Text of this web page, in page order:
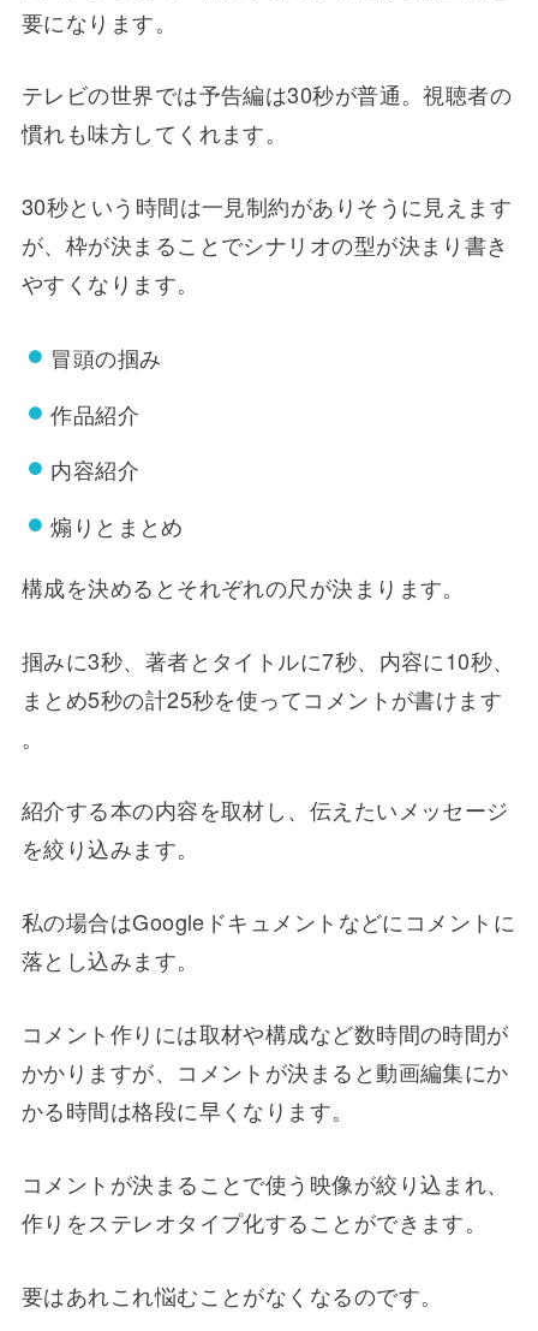
要になります。
テレビの世界では予告編は30秒が普通。視聴者の
慣れも味方してくれます。
30秒という時間は一見制約がありそうに見えます
が、枠が決まることでシナリオの型が決まり書き
やすくなります。
冒頭の掴み
作品紹介
内容紹介
煽りとまとめ
構成を決めるとそれぞれの尺が決まります。
掴みに3秒、著者とタイトルに7秒、内容に10秒、
まとめ5秒の計25秒を使ってコメントが書けます
。
紹介する本の内容を取材し、伝えたいメッセージ
を絞り込みます。
私の場合はGoogleドキュメントなどにコメントに
落とし込みます。
コメント作りには取材や構成など数時間の時間が
かかりますが、コメントが決まると動画編集にか
かる時間は格段に早くなります。
コメントが決まることで使う映像が絞り込まれ、
作りをステレオタイプ化することができます。
要はあれこれ悩むことがなくなるのです。